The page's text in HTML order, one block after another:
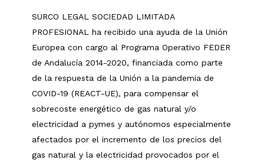
SURCO LEGAL SOCIEDAD LIMITADA
PROFESIONAL ha recibido una ayuda de la Unión
Europea con cargo al Programa Operativo FEDER
de Andalucía 2014-2020, financiada como parte
de la respuesta de la Unión a la pandemia de
COVID-19 (REACT-UE), para compensar el
sobrecoste energético de gas natural y/o
electricidad a pymes y autónomos especialmente
afectados por el incremento de los precios del
gas natural y la electricidad provocados por el